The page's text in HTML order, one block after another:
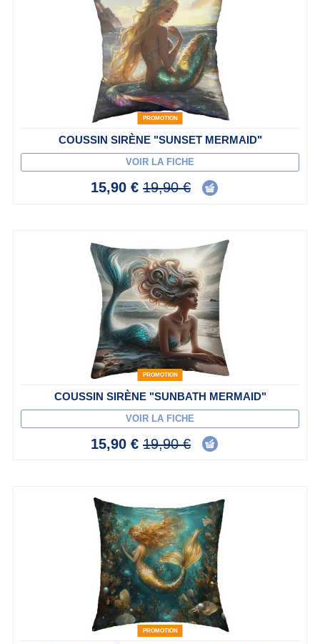
PROMOTION
COUSSIN SIRÈNE "SUNSET MERMAID"
VOIR LA FICHE
15,90 € 19,90 €
PROMOTION
COUSSIN SIRÈNE "SUNBATH MERMAID"
VOIR LA FICHE
15,90 € 19,90 €
PROMOTION